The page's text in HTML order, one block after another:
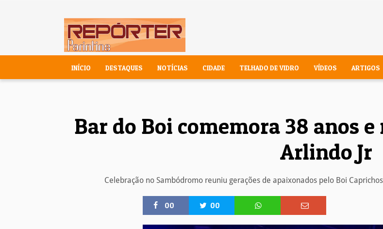
INÍCIO DESTAQUES NOTÍCIAS CIDADE TELHADO DE VIDRO VÍDEOS ARTIGOS
Bar do Boi comemora 38 anos
Arlindo Jr
Celebração no Sambódromo reuniu gerações de apaixonados pelo Boi
00 00